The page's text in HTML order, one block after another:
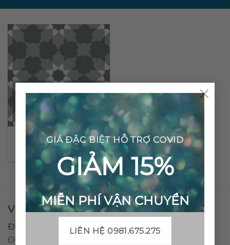
GIÁ ĐẶC BIỆT HỖ TRỢ COVID
GIẢM 15%
MIỄN PHÍ VẬN CHUYỂN
LIÊN HỆ 0981.675.275
×
Gạch bông cổ điển CTS
3.3
VPĐD - CTY TNHH GẠCH BÔNG VIỆT NAM
Địa chỉ:
CCN Quán Lát, Xã Đức Chánh, Huyện Mộ
Đức, Tỉnh Quảng Ngãi